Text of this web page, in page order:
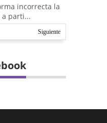
incorrecta la
a parti...
Siguiente